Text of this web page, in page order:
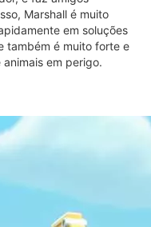
Marshall é muito
em soluções
também é muito forte e
em perigo.